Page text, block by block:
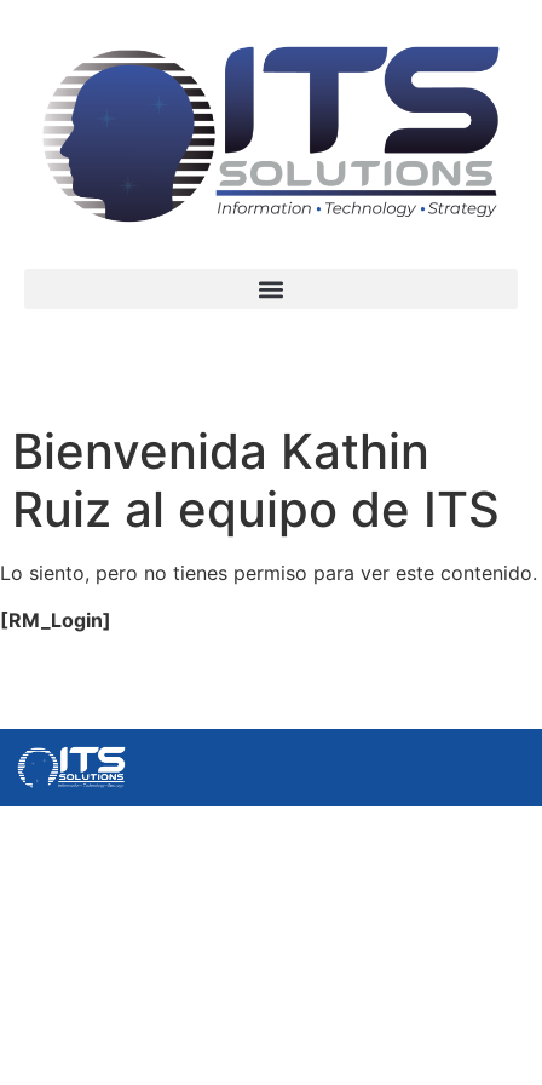
Bienvenida Kathin
Ruiz al equipo de ITS
Lo siento, pero no tienes permiso para ver este contenido.
[RM_Login]